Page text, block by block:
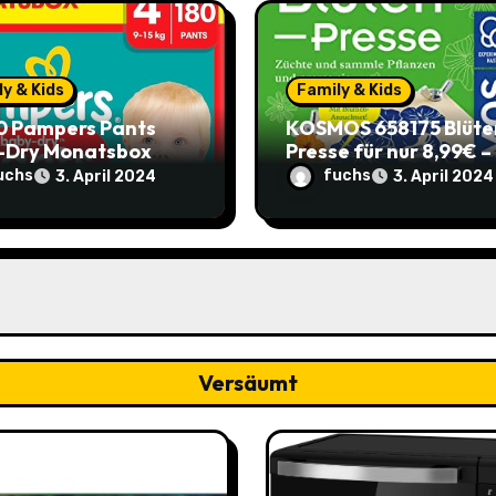
& Kids
Pampers Pants
Monatsbox
4) – €0,204 pro
(Sparabo) – Spare
3. April 2024
Family & Kids
KOSMOS 658175
Presse für nur 8,99€ –
Spare 2,90€ im
zum alten Preis!
fuchs 3. April 2024
Versäumt